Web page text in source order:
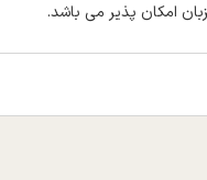
امکان پذیر می باشد.